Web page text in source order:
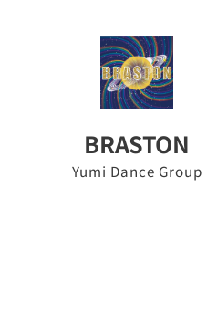
BRASTON
Yumi Dance Group